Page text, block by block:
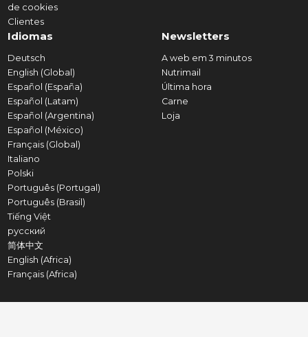
de cookies
Clientes
Idiomas
Deutsch
English (Global)
Español (España)
Español (Latam)
Español (Argentina)
Español (México)
Français (Global)
Italiano
Polski
Português (Portugal)
Português (Brasil)
Tiếng Việt
русский
简体中文
English (Africa)
Français (Africa)
Newsletters
A web em 3 minutos
Nutrimail
Última hora
Carne
Loja